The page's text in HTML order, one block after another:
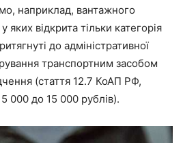
наприклад, вантажного
яких відкрита тільки категорія
до адміністративної
транспортним засобом
(стаття 12.7 КоАП РФ,
000 до 15 000 рублів).